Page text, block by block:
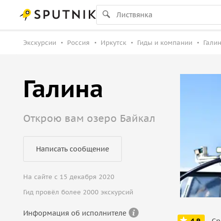
Экскурсии Россия Иркутск Гиды и компании
Галина
Открою вам озеро Байкал
Написать сообщение
На сайте с 15 декабря 2020
Гид провёл более 2000 экскурсий
Информация об исполнителе